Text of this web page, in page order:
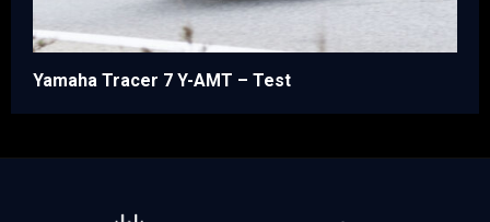
Yamaha Tracer 7 Y-AMT – Test